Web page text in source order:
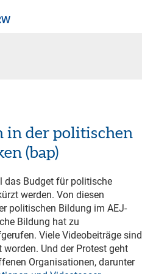
in der politischen
(bap)
das Budget für politische
werden. Von diesen
politischen Bildung im AEJ-
Bildung hat zu
Viele Videobeiträge sind
Und der Protest geht
Organisationen, darunter